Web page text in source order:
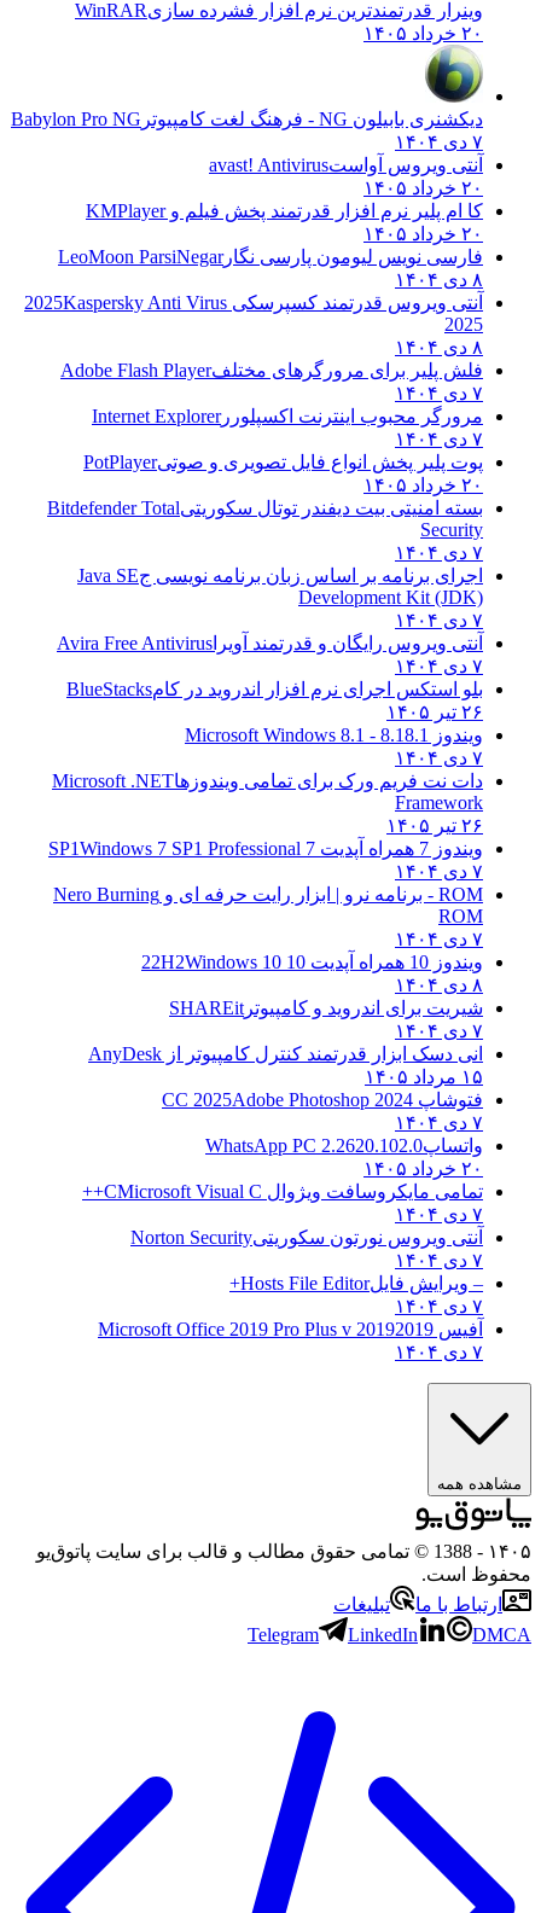
وینرار قدرتمندترین نرم افزار فشرده سازیWinRAR
۲۰ خرداد ۱۴۰۵
دیکشنری بابیلون NG - فرهنگ لغت کامپیوتر
Babylon Pro NG
۷ دی ۱۴۰۴
آنتی ویروس آواستavast! Antivirus
۲۰ خرداد ۱۴۰۵
کا ام پلیر نرم افزار قدرتمند پخش فیلم وKMPlayer
۲۰ خرداد ۱۴۰۵
فارسی نویس لیومون پارسی نگارLeoMoon ParsiNegar
۸ دی ۱۴۰۴
آنتی ویروس قدرتمند کسپرسکی 2025 Kaspersky Anti Virus
2025
۸ دی ۱۴۰۴
فلش پلیر برای مرورگرهای مختلفAdobe Flash Player
۷ دی ۱۴۰۴
مرورگر محبوب اینترنت اکسپلوررInternet Explorer
۷ دی ۱۴۰۴
پوت پلیر پخش انواع فایل تصویری و صوتیPotPlayer
۲۰ خرداد ۱۴۰۵
بسته امنیتی بیت دیفندر توتال سکوریتیBitdefender Total
Security
۷ دی ۱۴۰۴
اجرای برنامه بر اساس زبان برنامه نویسی جJava SE
Development Kit (JDK)
۷ دی ۱۴۰۴
آنتی ویروس رایگان و قدرتمند آویرا Avira Free Antivirus
۷ دی ۱۴۰۴
بلو استکس اجرای نرم افزار اندروید در کامBlueStacks
۲۶ تیر ۱۴۰۵
ویندوز 8.1
8.1 - Microsoft Windows 8.1
۷ دی ۱۴۰۴
دات نت فریم ورک برای تمامی ویندوزهاMicrosoft .NET
Framework
۲۶ تیر ۱۴۰۵
ویندوز 7 همراه آپدیت 7 SP1
Windows 7 SP1 Professional
۷ دی ۱۴۰۴
ROM - برنامه نرو | ابزار رایت حرفه ای و
Nero Burning
ROM
۷ دی ۱۴۰۴
ویندوز 10 همراه آپدیت 10 22H2
Windows 10
۸ دی ۱۴۰۴
شیریت برای اندروید و کامپیوتر SHAREit
۷ دی ۱۴۰۴
انی دسک ابزار قدرتمند کنترل کامپیوتر از AnyDesk
۱۵ مرداد ۱۴۰۵
فتوشاپ CC 2025 Adobe Photoshop 2024
۷ دی ۱۴۰۴
واتساپWhatsApp PC 2.2620.102.0
۲۰ خرداد ۱۴۰۵
تمامی مایکروسافت ویژوال C Microsoft Visual C++
۷ دی ۱۴۰۴
آنتی ویروس نورتون سکوریتیNorton Security
۷ دی ۱۴۰۴
– ویرایش فایلHosts File Editor+
۷ دی ۱۴۰۴
آفیس 2019 2019 Microsoft Office 2019 Pro Plus v
۷ دی ۱۴۰۴
مشاهده همه
۱۴۰۵
- 1388 © تمامی حقوق مطالب و قالب برای سایت پاتوق‌یو
محفوظ است.
ارتباط با ما
تبلیغات
Telegram
LinkedIn DMCA